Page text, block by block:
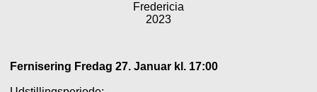
Fredericia
2023
Fernisering Fredag 27. Januar kl. 17:00